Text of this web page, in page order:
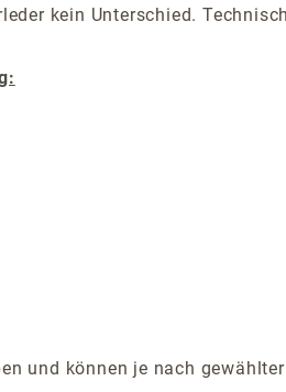
kein Unterschied.
und können je nach